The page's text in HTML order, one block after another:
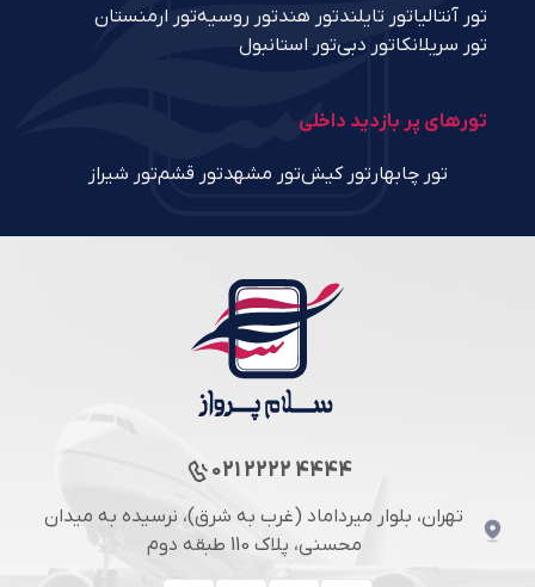
تور آنتالیاتور تایلندتور هندتور روسیهتور ارمنستان
تور سریلانکاتور دبیتور استانبول
تورهای پر بازدید داخلی
تور چابهار تور کیشتور مشهدتور قشمتور شیراز
021 2222 4444
تهران، بلوار میرداماد (غرب به شرق)، نرسیده به میدان
محسنی، پلاک 110 طبقه دوم